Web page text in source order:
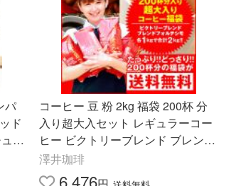
パ
ド
ラ
コーヒー 豆 粉 2kg 福袋 200杯 分
入り超大入セット レギュラーコー
ヒー ビクトリーブレンド ブレンド
澤井珈琲
6,476